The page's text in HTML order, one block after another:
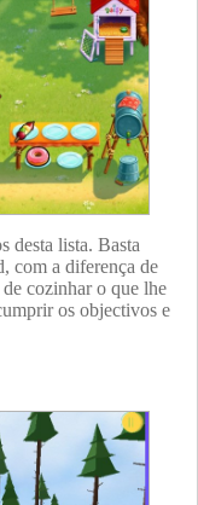
desta lista. Basta
com a diferença de
cozinhar o que lhe
os objectivos e